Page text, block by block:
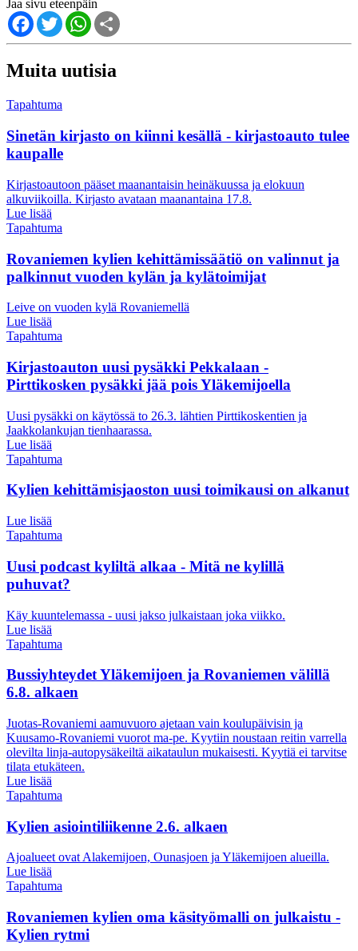
Jaa sivu eteenpäin
FacebookTwitterWhatsApp
Muita uutisia
Tapahtuma
Sinetän kirjasto on kiinni kesällä - kirjastoauto tulee
kaupalle
Kirjastoautoon pääset maanantaisin heinäkuussa ja elokuun
alkuviikoilla. Kirjasto avataan maanantaina 17.8.
Lue lisää
Tapahtuma
Rovaniemen kylien kehittämissäätiö on valinnut ja
palkinnut vuoden kylän ja kylätoimijat
Leive on vuoden kylä Rovaniemellä
Lue lisää
Tapahtuma
Kirjastoauton uusi pysäkki Pekkalaan -
Pirttikosken pysäkki jää pois Yläkemijoella
Uusi pysäkki on käytössä to 26.3. lähtien Pirttikoskentien ja
Jaakkolankujan tienhaarassa.
Lue lisää
Tapahtuma
Kylien kehittämisjaoston uusi toimikausi on alkanut
Lue lisää
Tapahtuma
Uusi podcast kyliltä alkaa - Mitä ne kylillä
puhuvat?
Käy kuuntelemassa - uusi jakso julkaistaan joka viikko.
Lue lisää
Tapahtuma
Bussiyhteydet Yläkemijoen ja Rovaniemen välillä
6.8. alkaen
Juotas-Rovaniemi aamuvuoro ajetaan vain koulupäivisin ja
Kuusamo-Rovaniemi vuorot ma-pe. Kyytiin noustaan reitin varrella
olevilta linja-autopysäkeiltä aikataulun mukaisesti. Kyytiä ei tarvitse
tilata etukäteen.
Lue lisää
Tapahtuma
Kylien asiointiliikenne 2.6. alkaen
Ajoalueet ovat Alakemijoen, Ounasjoen ja Yläkemijoen alueilla.
Lue lisää
Tapahtuma
Rovaniemen kylien oma käsityömalli on julkaistu -
Kylien rytmi